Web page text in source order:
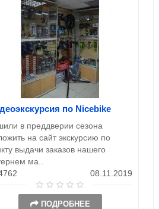
по Nicebike
в преддверии сезона
на сайт экскурсию по
выдачи заказов нашего
ма..
08.11.2019
ПОДРОБНЕЕ